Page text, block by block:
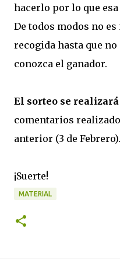
hacerlo por lo que
De todos modos no
recogida hasta que
conozca el ganador.
El sorteo se
comentarios
anterior (3 de Febrero).
¡Suerte!
MATERIAL